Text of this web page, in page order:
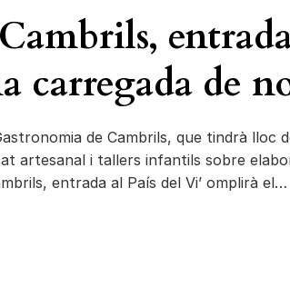
carregada de
de Cambrils, que tindrà lloc
artesanal i tallers infantils sobre
entrada al País del Vi’ omplirà el…